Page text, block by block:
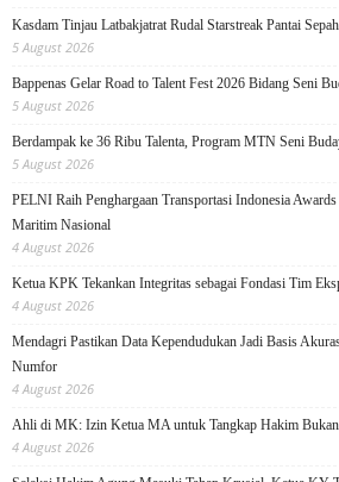
Kasdam Tinjau Latbakjatrat Rudal Starstreak Pantai
5 August 2026
Bappenas Gelar Road to Talent Fest 2026 Bidang Seni
5 August 2026
Berdampak ke 36 Ribu Talenta, Program MTN Seni
5 August 2026
PELNI Raih Penghargaan Transportasi Indonesia
Maritim Nasional
4 August 2026
Ketua KPK Tekankan Integritas sebagai Fondasi Tim
4 August 2026
Mendagri Pastikan Data Kependudukan Jadi Basis
Numfor
4 August 2026
Ahli di MK: Izin Ketua MA untuk Tangkap Hakim
4 August 2026